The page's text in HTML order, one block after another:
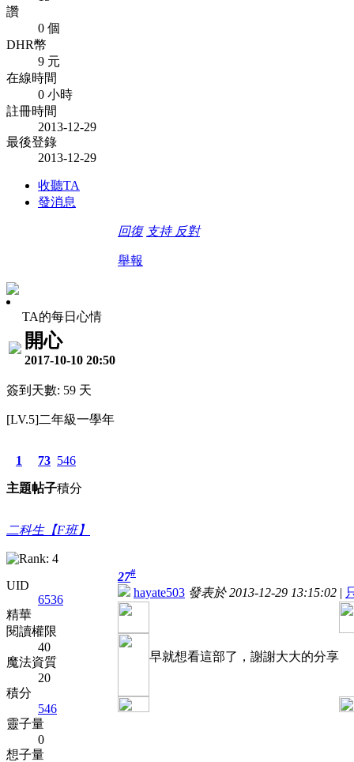
讚
0 個
DHR幣
9 元
在線時間
0 小時
註冊時間
2013-12-29
最後登錄
2013-12-29
收聽TA
發消息
回復 支持 反對
舉報
TA的每日心情
開心
2017-10-10 20:50
簽到天數: 59 天
[LV.5]二年級一學年
1
主題
73
帖子
546
積分
二科生【F班】
UID
6536
精華
閱讀權限
40
魔法資質
20
積分
546
靈子量
0
想子量
27#
hayate503 發表於 2013-12-29 13:15:02 |
早就想看這部了，謝謝大大的分享